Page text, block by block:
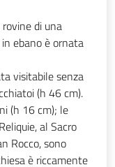
di una
in ebano è ornata
visitabile senza
(h 46 cm).
(h 16 cm); le
al Sacro
Rocco, sono
è riccamente